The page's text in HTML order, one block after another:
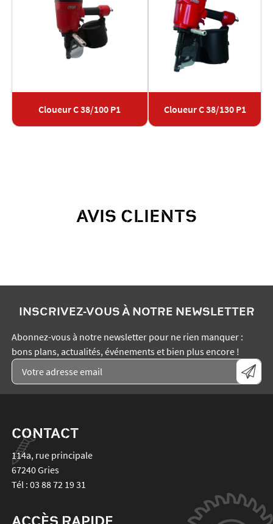
Cloueur C 38/100 P1 Cloueur C 38/130 P1
AVIS CLIENTS
INSCRIVEZ-VOUS À NOTRE NEWSLETTER
Abonnez-vous à notre newsletter pour ne rien manquer :
bons plans, actualités, événements et bien plus encore !
CONTACT
114a, rue principale
67240Gries
Tél : 03 88 72 19 31